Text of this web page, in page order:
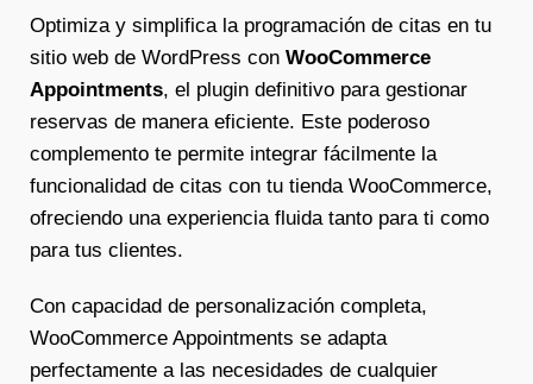
Optimiza y simplifica la programación de citas en tu
sitio web de WordPress con WooCommerce
Appointments, el plugin definitivo para gestionar
reservas de manera eficiente. Este poderoso
complemento te permite integrar fácilmente la
funcionalidad de citas con tu tienda WooCommerce,
ofreciendo una experiencia fluida tanto para ti como
para tus clientes.
Con capacidad de personalización completa,
WooCommerce Appointments se adapta
perfectamente a las necesidades de cualquier